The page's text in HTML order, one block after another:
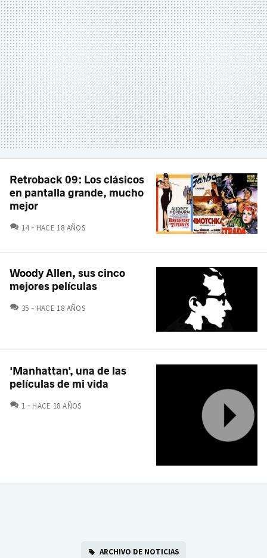
Retroback 09: Los clásicos
en pantalla grande, mucho
mejor
14 COMENTARIOS
HACE 18 AÑOS
Woody Allen, sus cinco
mejores películas
35 COMENTARIOS
HACE 18 AÑOS
'Manhattan', una de las
películas de mi vida
1 COMENTARIOS
HACE 18 AÑOS
ARCHIVO DE NOTICIAS